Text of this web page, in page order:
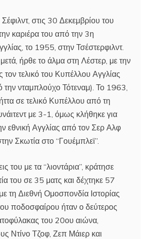
στις 30 Δεκεμβρίου του
καριέρα του από την 3η
το 1955, στην Τσέστερφιλντ.
ήρθε το άλμα στη Λέστερ, με την
τελικό του Κυπέλλου Αγγλίας
νταμπλούχο Τότεναμ). Το 1963,
σε τελικό Κυπέλλου από τη
με 3-1, όμως κλήθηκε για
εθνική Αγγλίας από τον Σερ Αλφ
Σκωτία στο “Γουέμπλεϊ”.
του με τα “λιοντάρια”, κράτησε
του σε 35 ματς και δέχτηκε 57
τη Διεθνή Ομοσπονδία Ιστορίας
του ποδοσφαίρου ήταν ο δεύτερος
του 20ου αιώνα,
Ντίνο Τζοφ, Ζεπ Μάιερ και